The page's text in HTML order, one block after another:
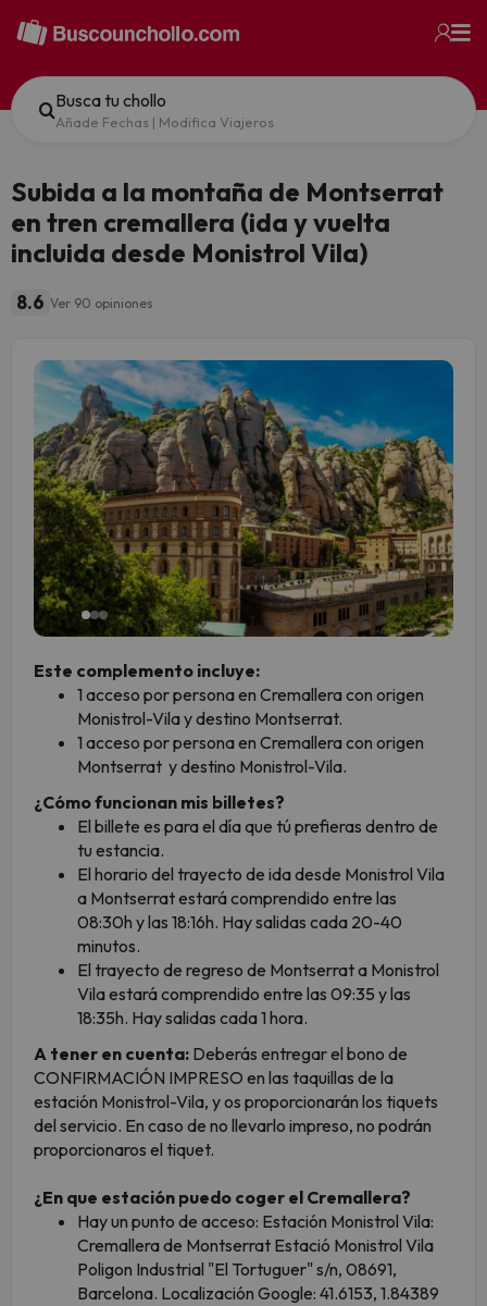
Busca tu chollo
Añade Fechas | Modifica Viajeros
Subida a la montaña de Montserrat
en tren cremallera (ida y vuelta
incluida desde Monistrol Vila)
8.6 Ver 90 opiniones
Este complemento incluye:
1 acceso por persona en Cremallera con origen
Monistrol-Vila y destino Montserrat.
1 acceso por persona en Cremallera con origen
Montserrat y destino Monistrol-Vila.
¿Cómo funcionan mis billetes?
El billete es para el día que tú prefieras dentro de
tu estancia.
El horario del trayecto de ida desde Monistrol Vila
a Montserrat estará comprendido entre las
08:30h y las 18:16h. Hay salidas cada 20-40
minutos.
El trayecto de regreso de Montserrat a Monistrol
Vila estará comprendido entre las 09:35 y las
18:35h. Hay salidas cada 1 hora.
A tener en cuenta: Deberás entregar el bono de
CONFIRMACIÓN IMPRESO en las taquillas de la
estación Monistrol-Vila, y os proporcionarán los tiquets
del servicio. En caso de no llevarlo impreso, no podrán
proporcionaros el tiquet.
¿En que estación puedo coger el Cremallera?
Hay un punto de acceso: Estación Monistrol Vila:
Cremallera de Montserrat Estació Monistrol Vila
Poligon Industrial "El Tortuguer" s/n, 08691,
Barcelona. Localización Google: 41.6153, 1.84389